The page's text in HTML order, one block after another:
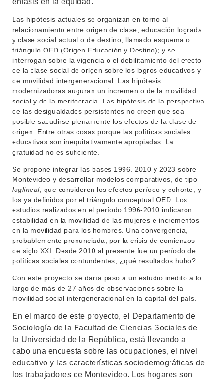
INSTITUCIONAL
DEPARTAMENTOS
ENSEÑANZA
EXTENSIÓN
SERVICIOS
LLAMADOS
NOTICIAS
CONTACTO
BEDELÍA
OFERTA DE GRADO
EDUCACIÓN PERMANENTE
MOVILIDAD ACADÉMICA
BIBLIOTECA
énfasis en la equidad.
Las hipótesis actuales se organizan en torno al
relacionamiento entre origen de clase, educación lograda
y clase social actual o de destino, llamado esquema o
triángulo OED (Origen Educación y Destino); y se
interrogan sobre la vigencia o el debilitamiento del efecto
de la clase social de origen sobre los logros educativos y
de movilidad intergeneracional. Las hipótesis
modernizadoras auguran un incremento de la movilidad
social y de la meritocracia. Las hipótesis de la perspectiva
de las desigualdades persistentes no creen que sea
posible sacudirse plenamente los efectos de la clase de
origen. Entre otras cosas porque las políticas sociales
educativas son inequitativamente apropiadas. La
gratuidad no es suficiente.
Se propone integrar las bases 1996, 2010 y 2023 sobre
Montevideo y desarrollar modelos comparativos, de tipo
loglineal, que consideren los efectos período y cohorte, y
los ya definidos por el triángulo conceptual OED. Los
estudios realizados en el período 1996-2010 indicaron
estabilidad en la movilidad de las mujeres e incrementos
en la movilidad para los hombres. Una convergencia,
probablemente pronunciada, por la crisis de comienzos
de siglo XXI. Desde 2010 al presente fue un período de
políticas sociales contundentes, ¿qué resultados hubo?
Con este proyecto se daría paso a un estudio inédito a lo
largo de más de 27 años de observaciones sobre la
movilidad social intergeneracional en la capital del país.
En el marco de este proyecto, el Departamento de
Sociología de la Facultad de Ciencias Sociales de
la Universidad de la República, está llevando a
cabo una encuesta sobre las ocupaciones, el nivel
educativo y las características sociodemográficas de
los trabajadores de Montevideo. Los hogares son